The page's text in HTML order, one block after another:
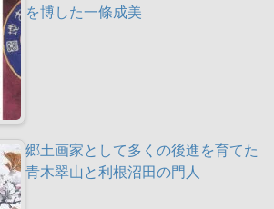
を博した一條成美
郷土画家として多くの後進を育てた
青木翠山と利根沼田の門人